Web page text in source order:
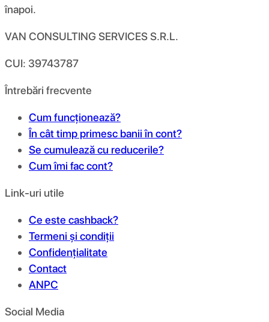
înapoi.
VAN CONSULTING SERVICES S.R.L.
CUI: 39743787
Întrebări frecvente
Cum funcționează?
În cât timp primesc banii în cont?
Se cumulează cu reducerile?
Cum îmi fac cont?
Link-uri utile
Ce este cashback?
Termeni și condiții
Confidențialitate
Contact
ANPC
Social Media